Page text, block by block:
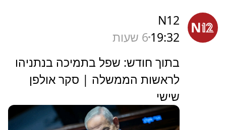
N12
19:32 6 שעות
בתוך חודש: שפל בתמיכה בנתניהו
לראשות הממשלה | סקר אולפן
שישי